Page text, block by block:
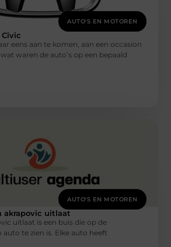
AUTO'S EN MOTOREN
eens aan te komen, aan een occasion
waren de auto’s op een bepaald
AUTO'S EN MOTOREN
akrapovic uitlaat
uitlaat is een buis die op de
te zien is. Elke auto heeft